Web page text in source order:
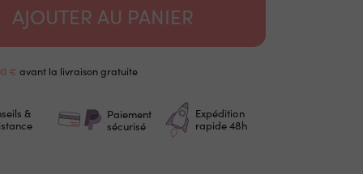
AJOUTER AU PANIER
€ avant la livraison gratuite
&
Paiement
sécurisé
Expédition
rapide 48h